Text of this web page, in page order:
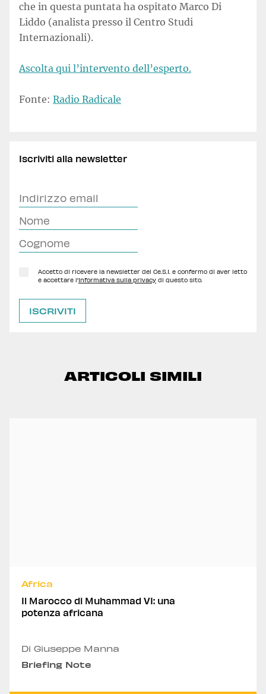
che in questa puntata ha ospitato Marco Di
Liddo (analista presso il Centro Studi
Internazionali).
Ascolta qui l’intervento dell’esperto.
Fonte: Radio Radicale
Iscriviti alla newsletter
Accetto di ricevere la newsletter del Ce.S.I. e confermo di aver letto
e accettare l'Informativa sulla privacy di questo sito.
ARTICOLI SIMILI
Africa
Il Marocco di Muhammad VI: una
potenza africana
Di Giuseppe Manna
Briefing Note